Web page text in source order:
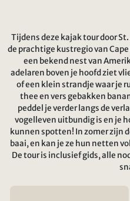
Tijdens deze kajak tour door
de prachtige kustregio van
een bekend nest van
adelaren boven je hoofd ziet
of een klein strandje waar je
thee en vers gebakken
peddel je verder langs de
vogelleven uitbundig is en je
kunnen spotten! In zomer zijn
baai, en kan je ze hun netten
De tour is inclusief gids, alle